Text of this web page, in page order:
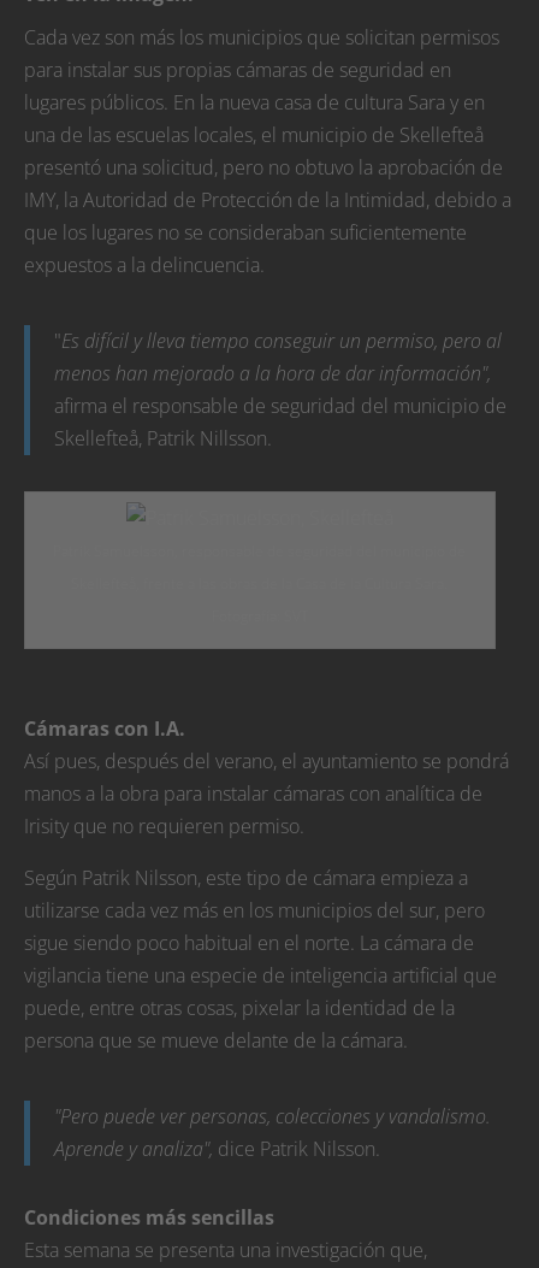
Cada vez son más los municipios que solicitan permisos
para instalar sus propias cámaras de seguridad en
lugares públicos. En la nueva casa de cultura Sara y en
una de las escuelas locales, el municipio de Skellefteå
presentó una solicitud, pero no obtuvo la aprobación de
IMY, la Autoridad de Protección de la Intimidad, debido a
que los lugares no se consideraban suficientemente
expuestos a la delincuencia.
"Es difícil y lleva tiempo conseguir un permiso, pero al
menos han mejorado a la hora de dar información",
afirma el responsable de seguridad del municipio de
Skellefteå, Patrik Nillsson.
Cámaras con I.A.
Así pues, después del verano, el ayuntamiento se pondrá
manos a la obra para instalar cámaras con analítica de
Irisity que no requieren permiso.
Según Patrik Nilsson, este tipo de cámara empieza a
utilizarse cada vez más en los municipios del sur, pero
sigue siendo poco habitual en el norte. La cámara de
vigilancia tiene una especie de inteligencia artificial que
puede, entre otras cosas, pixelar la identidad de la
persona que se mueve delante de la cámara.
"Pero puede ver personas, colecciones y vandalismo.
Aprende y analiza", dice Patrik Nilsson.
Condiciones más sencillas
Esta semana se presenta una investigación que,